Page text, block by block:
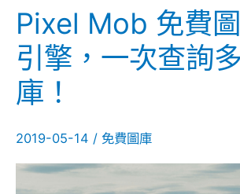
Pixel Mob 免費
引擎，一次查詢
庫！
2019-05-14 / 免費圖庫
Pixel
Mob
免
費
庫